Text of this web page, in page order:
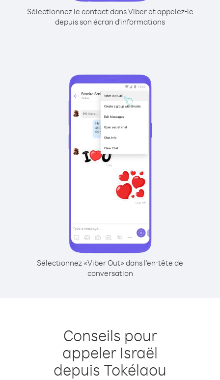
Sélectionnez le contact dans Viber et appelez-le
depuis son écran d'informations
Sélectionnez «Viber Out» dans l'en-tête de
conversation
Conseils pour
appeler Israël
depuis Tokélaou